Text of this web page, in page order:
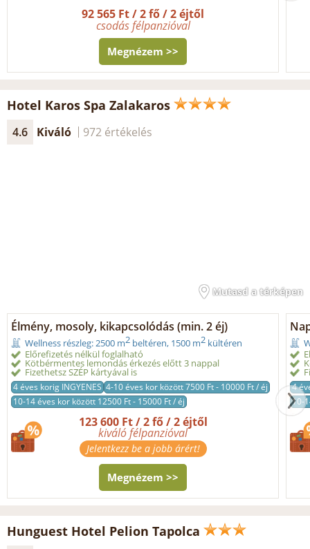
92 565 Ft / 2 fő / 2 éjtől
csodás félpanzióval
Megnézem >>
Hotel Karos Spa Zalakaros
4.6 Kiváló 972 értékelés
Mutasd a térképen
Élmény, mosoly, kikapcsolódás (min. 2 éj)
Wellness részleg: 2500 m2 beltéren, 1500 m2 kültéren
Előrefizetés nélkül foglalható
Kötbérmentes lemondás érkezés előtt 3 nappal
Fizethetsz SZÉP kártyával is
4 éves korig INGYENES 4-10 éves kor között 7500 Ft - 10000 Ft / éj
10-14 éves kor között 12500 Ft - 15000 Ft / éj
123 600 Ft / 2 fő / 2 éjtől
kiváló félpanzióval
Jelentkezz be a jobb árért!
Megnézem >>
4
10-
Hunguest Hotel Pelion Tapolca